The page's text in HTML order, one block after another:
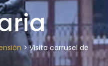
>Visita carrusel de